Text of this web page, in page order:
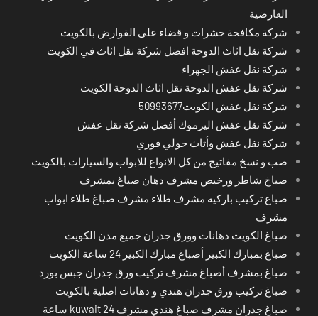
العارضية
شركة مكافحة حشرات و قضاء على القوارض بالكويت
شركة نقل اثاث الدوحة افضل شركة نقل اثاث في الكويت
شركة نقل عفش الجهراء
شركة نقل عفش الدوحة نقل اثاث الدوحة الكويت
شركة نقل عفش الكويت50993677
شركة نقل عفش اليرموك أفضل شركة نقل عفش
شركة نقل عفش وأثاث حولي فوري
صب و نسخ مفاتيح من كل الانواع للابواب والسيارات بالكويت
صباخ شاطر ورخيص مشرف دهان صباغ بمشرف
صباع تركيب باركيه مشرف طلاء مشرف صباغ طلاء ابواب
مشرف
صباغ الكويت دهانات وورق جدران جميع مدن الكويت
صباغ بمبارك الكبير أصباغ مبارك الكبير 24 ساعة الكويت
صباغ بمشرف أصباغ مشرف تركيب ورق جدران جبس بورد
صباغ تركيب ورق جدران هندي و دهانات اصلية بالكويت
صباغ جدران مشرف صباغ هندي مشرف kuwait 24 ساعة